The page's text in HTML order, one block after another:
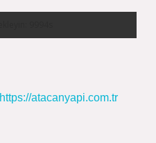
https://atacanyapi.com.tr